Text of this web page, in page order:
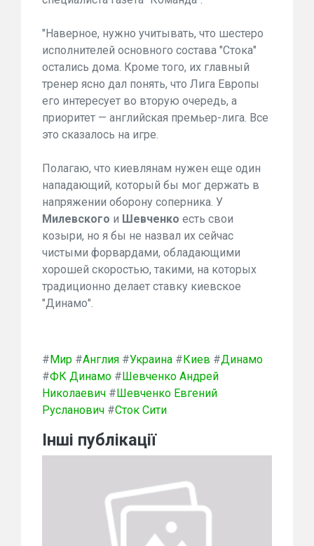
"Наверное, нужно учитывать, что шестеро
исполнителей основного состава "Стока"
остались дома. Кроме того, их главный
тренер ясно дал понять, что Лига Европы
его интересует во вторую очередь, а
приоритет — английская премьер-лига. Все
это сказалось на игре.
Полагаю, что киевлянам нужен еще один
нападающий, который бы мог держать в
напряжении оборону соперника. У
Милевского и Шевченко есть свои
козыри, но я бы не назвал их сейчас
чистыми форвардами, обладающими
хорошей скоростью, такими, на которых
традиционно делает ставку киевское
"Динамо".
#Мир #Англия #Украина #Киев #Динамо
#ФК Динамо #Шевченко Андрей
Николаевич #Шевченко Евгений
Русланович #Сток Сити
Інші публікації